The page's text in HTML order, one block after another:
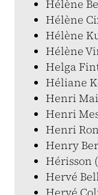
Hélène
Hélène
Hélène
Hélène
Helga
Héliane
Henri
Henri
Henri
Henry
Hérisson
Hervé